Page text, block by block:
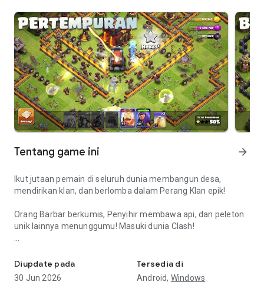
Tentang game ini arrow_forward
Ikut jutaan pemain di seluruh dunia membangun desa,
mendirikan klan, dan berlomba dalam Perang Klan epik!
Orang Barbar berkumis, Penyihir membawa api, dan peleton
unik lainnya menunggumu! Masuki dunia Clash!
penghalang yang sangat sulit dihancurkan: Taman
Jerangkong!
● Datangkan kehancuran dan kekacauan di distrik lawan
Diupdate pada
30 Jun 2026
Tersedia di
Android, Windows